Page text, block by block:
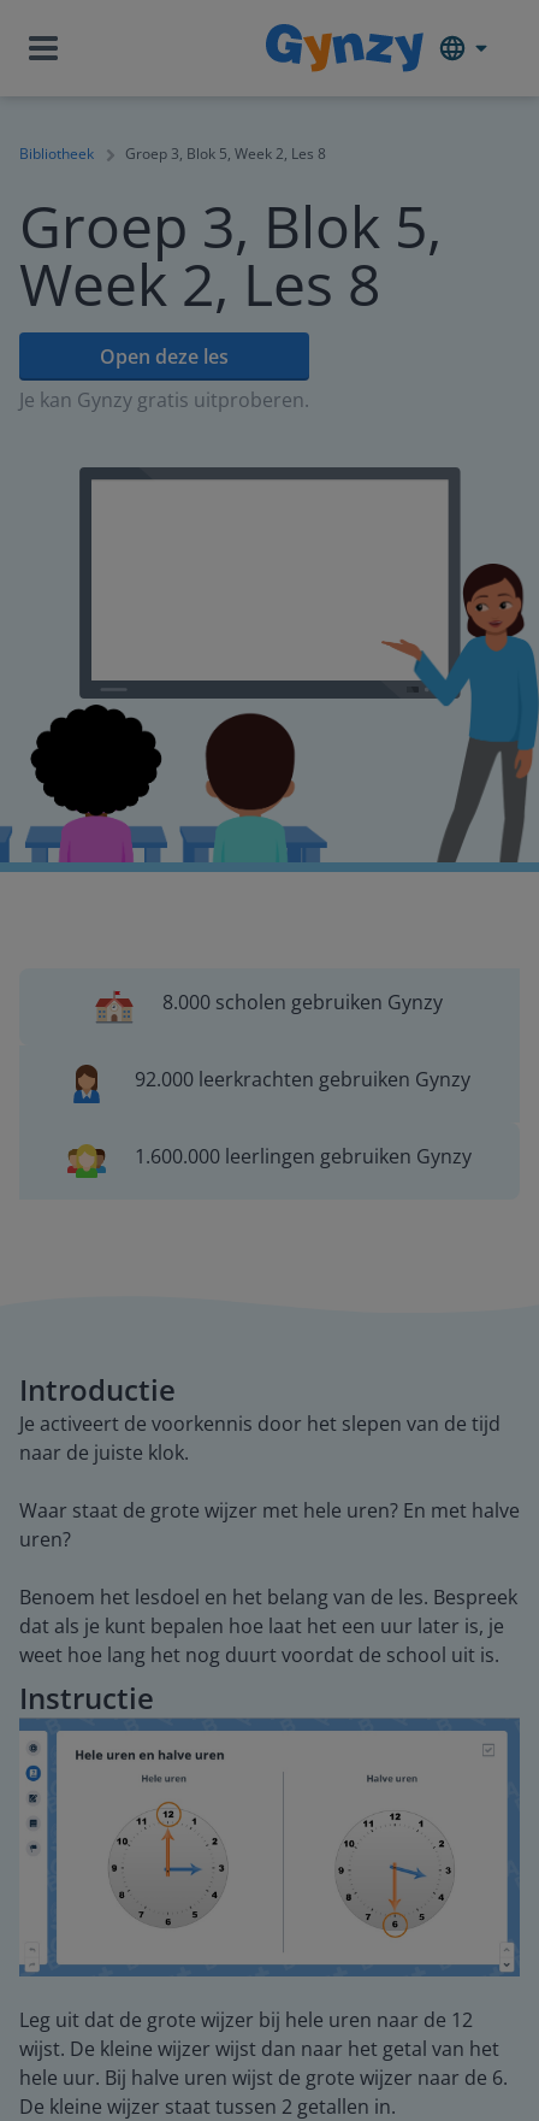
Bibliotheek Groep 3, Blok 5, Week 2, Les 8
Groep 3, Blok 5,
Week 2, Les 8
Open deze les
Je kan Gynzy gratis uitproberen.
8.000 scholen gebruiken Gynzy
92.000 leerkrachten gebruiken Gynzy
1.600.000 leerlingen gebruiken Gynzy
Introductie
Je activeert de voorkennis door het slepen van de tijd
naar de juiste klok.
Waar staat de grote wijzer met hele uren? En met halve
uren?
Benoem het lesdoel en het belang van de les. Bespreek
dat als je kunt bepalen hoe laat het een uur later is, je
weet hoe lang het nog duurt voordat de school uit is.
Instructie
Leg uit dat de grote wijzer bij hele uren naar de 12
wijst. De kleine wijzer wijst dan naar het getal van het
hele uur. Bij halve uren wijst de grote wijzer naar de 6.
De kleine wijzer staat tussen 2 getallen in.